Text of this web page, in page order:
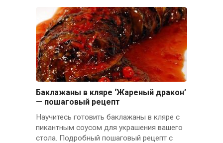
Баклажаны в кляре ‘Жареный дракон’
— пошаговый рецепт
Научитесь готовить баклажаны в кляре с
пикантным соусом для украшения вашего
стола. Подробный пошаговый рецепт с